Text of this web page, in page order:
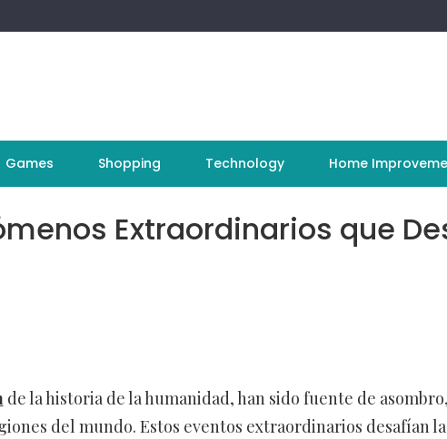
Games Shopping Technology Home
Extraordinarios que
de la historia de la humanidad, han sido fuente de
del mundo. Estos eventos extraordinarios desafían